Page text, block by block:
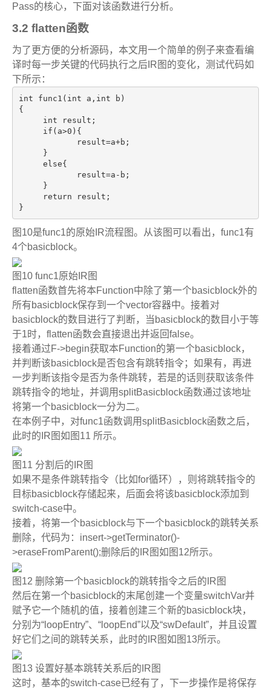
Pass的核心，下面对该函数进行分析。
3.2 flatten函数
为了更方便的分析源码，本文用一个简单的例子来查看编
译时每一步关键的代码执行之后 IR 图的变化，测试代码如
下所示：
int func1( int a, int b)
{
int result;
if (a>0 ){
else{
return result;
}
图 10是func1的原始 IR流程图。从该图可以看出， func1有
4个basicblock。
图 10 func1原始 IR 图
flatten函数首先将本Function中除了第一个basicblock外的
所有basicblock保存到一个vector容器中。接着对
basicblock的数目进行了判断，当 basicblock的数目小于等
于1时， flatten函数会直接退出并返回false。
接着通过F->begin获取本Function的第一个basicblock，
并判断该basicblock是否包含有跳转指令；如果有，再进
一步判断该指令是否为条件跳转，若是的话则获取该条件
跳转指令的地址，并调用splitBasicblock函数通过该地址
将第一个basicblock一分为二。
在本例子中，对func1函数调用splitBasicblock函数之后，
此时的 IR 图如图 11 所示。
图 11 分割后的 IR 图
如果不是条件跳转指令（比如for循环），则将跳转指令的
目标basicblock存储起来，后面会将该basicblock添加到
switch-case中。
接着，将第一个basicblock与下一个basicblock的跳转关系
删除，代码为： insert->getTerminator()-
>eraseFromParent();删除后的 IR 图如图 12所示。
图 12 删除第一个basicblock的跳转指令之后的 IR 图
然后在第一个basicblock的末尾创建一个变量switchVar并
赋予它一个随机的值，接着创建三个新的basicblock块，
分别为“loopEntry”、 “loopEnd”以及“swDefault”，并且设置
好它们之间的跳转关系，此时的 IR 图如图 13所示。
图 13 设置好基本跳转关系后的 IR 图
这时，基本的switch-case已经有了，下一步操作是将保存